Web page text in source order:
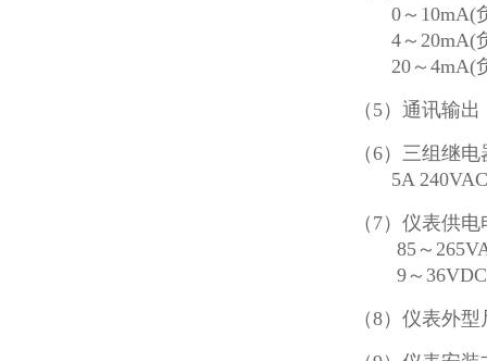
0～ 10mA(
4～20mA(
20～4mA(
（ 5）通讯输出
（6）三组继
5A 240VAC
（7） 仪表供电
85～
9～36VDC
（8）仪表外